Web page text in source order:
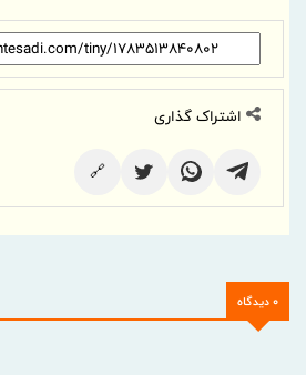
اشتراک گذاری
🔗
0 دیدگاه